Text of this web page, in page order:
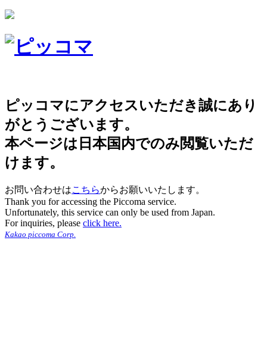
ピッコマにアクセスいただき誠にあり
がとうございます。
本ページは日本国内でのみ閲覧いただ
けます。
お問い合わせはこちらからお願いいたします。
Thank you for accessing the Piccoma service.
Unfortunately, this service can only be used from Japan.
For inquiries, please click here.
Kakao piccoma Corp.